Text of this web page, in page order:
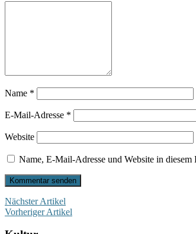
Name *
E-Mail-Adresse *
Website
Name, E-Mail-Adresse und Website in
Nächster Artikel
Vorheriger Artikel